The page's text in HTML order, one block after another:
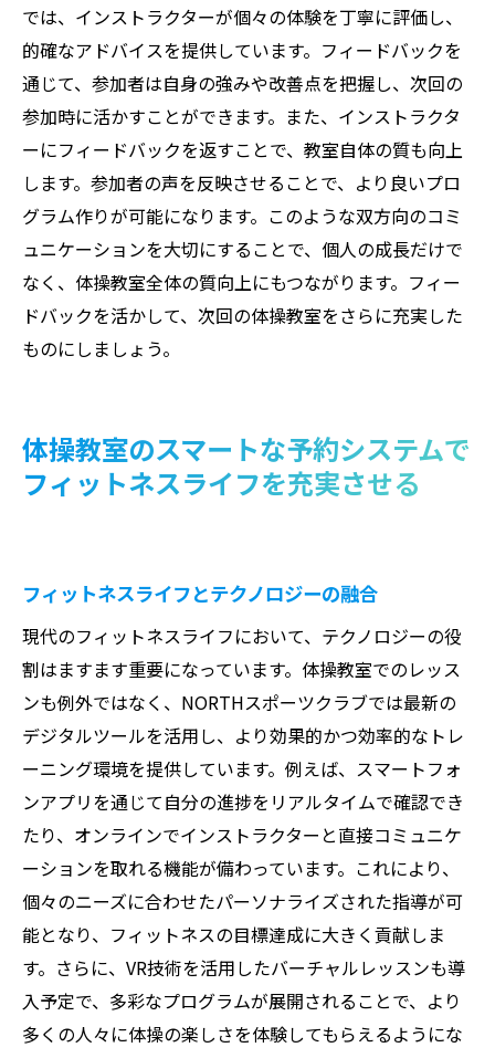
では、インストラクターが個々の体験を丁寧に評価し、
的確なアドバイスを提供しています。フィードバックを
通じて、参加者は自身の強みや改善点を把握し、次回の
参加時に活かすことができます。また、インストラクタ
ーにフィードバックを返すことで、教室自体の質も向上
します。参加者の声を反映させることで、より良いプロ
グラム作りが可能になります。このような双方向のコミ
ュニケーションを大切にすることで、個人の成長だけで
なく、体操教室全体の質向上にもつながります。フィー
ドバックを活かして、次回の体操教室をさらに充実した
ものにしましょう。
体操教室のスマートな予約システムで
フィットネスライフを充実させる
フィットネスライフとテクノロジーの融合
現代のフィットネスライフにおいて、テクノロジーの役
割はますます重要になっています。体操教室でのレッス
ンも例外ではなく、NORTHスポーツクラブでは最新の
デジタルツールを活用し、より効果的かつ効率的なトレ
ーニング環境を提供しています。例えば、スマートフォ
ンアプリを通じて自分の進捗をリアルタイムで確認でき
たり、オンラインでインストラクターと直接コミュニケ
ーションを取れる機能が備わっています。これにより、
個々のニーズに合わせたパーソナライズされた指導が可
能となり、フィットネスの目標達成に大きく貢献しま
す。さらに、VR技術を活用したバーチャルレッスンも導
入予定で、多彩なプログラムが展開されることで、より
多くの人々に体操の楽しさを体験してもらえるようにな